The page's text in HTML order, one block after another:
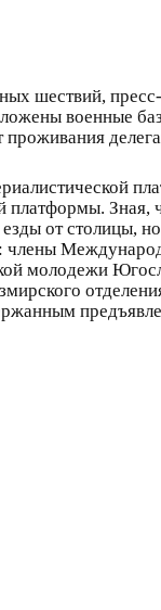
шествий,
военные
проживания
Зная,
от столицы,
члены
молодежи